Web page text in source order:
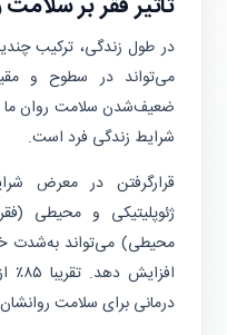
در طول زندگی، ترکیب
می‌تواند در سطوح و
ضعیف‌شدن سلامت روان ما
شرایط زندگی فرد است.
قرارگرفتن در معرض
ژئوپلیتیکی و محیطی
محیطی) می‌تواند به‌شدت
درمانی برای سلامت